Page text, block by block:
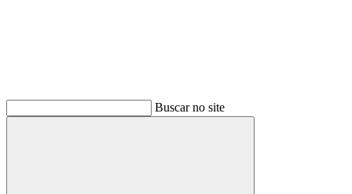
Buscar no site